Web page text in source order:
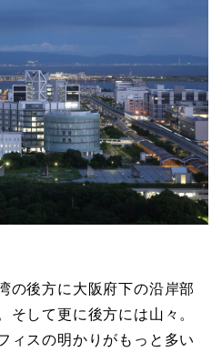
の後方に大阪府下の沿岸部
そして更に後方には山々。
ィスの明かりがもっと多い